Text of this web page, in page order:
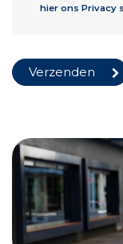
hier ons Privacy